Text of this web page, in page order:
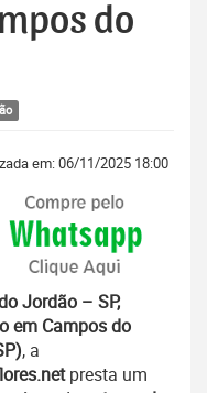
do
em: 06/11/2025 18:00
Jordão – SP,
em Campos do
, a
presta um